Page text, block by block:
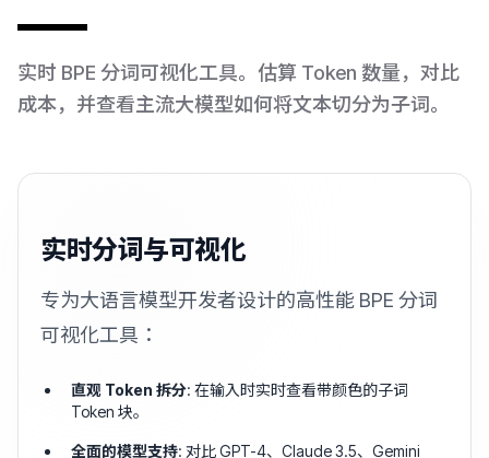
实时 BPE 分词可视化工具。估算 Token 数量，对比
成本，并查看主流大模型如何将文本切分为子词。
实时分词与可视化
专为大语言模型开发者设计的高性能 BPE 分词
可视化工具：
直观 Token 拆分: 在输入时实时查看带颜色的子词
Token 块。
全面的模型支持: 对比 GPT-4、Claude 3.5、Gemini